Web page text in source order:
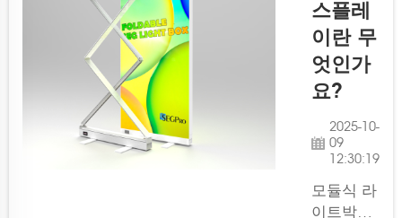
해 보세
요! 아름
답고 간편
한 방식으
로 라이트
시하려는
모든 분들
현명한 선
스플레
이란 무
엇인가
요?
2025-10-
09
12:30:19
모듈식 라
이트박스